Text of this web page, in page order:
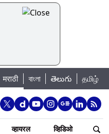
अपडेट: शहरातील 7 तलावांमधील
मराठी বাংলা తెలుగు தமிழ்
व्हायरल व्हिडिओ